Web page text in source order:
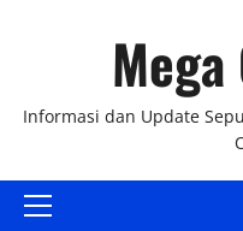
Informasi dan Update
Primary